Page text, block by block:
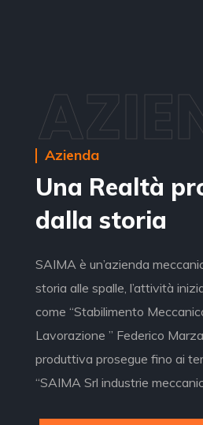
Azienda
Una Realtà
dalla storia
SAIMA è un’azienda
storia alle spalle, l’attività
come “Stabilimento
Lavorazione ” Federico
produttiva prosegue fino ai
“SAIMA Srl industrie